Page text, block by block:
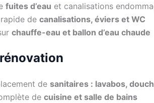
fuites d’eau et canalisations
de canalisations, éviers et WC
chauffe-eau et ballon d’eau chaude
de sanitaires : lavabos,
de cuisine et salle de bains